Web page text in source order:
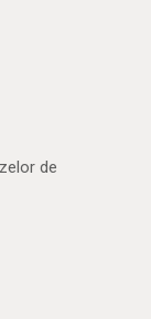
de